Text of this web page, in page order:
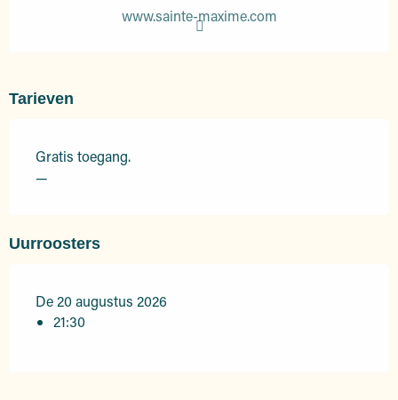
www.sainte-maxime.com
Tarieven
Gratis toegang.
—
Uurroosters
De 20 augustus 2026
21:30